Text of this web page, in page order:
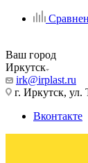
Ваш город
Иркутск
irk@irplast.ru
г. Иркутск, ул.
Вконтакте